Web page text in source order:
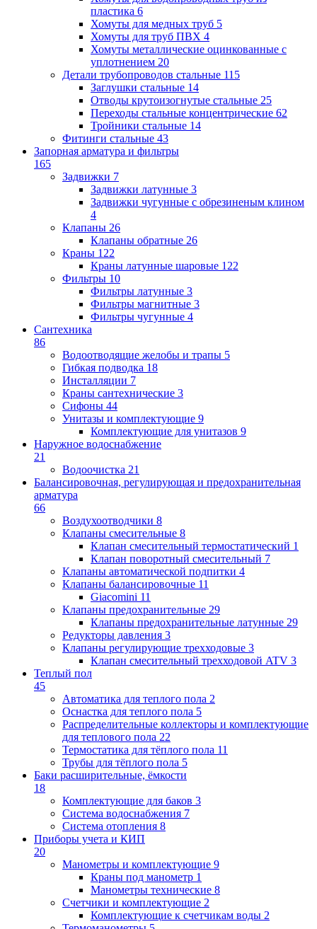
пластика 6
Хомуты для медных труб 5
Хомуты для труб ПВХ 4
Хомуты металлические оцинкованные с
уплотнением 20
Детали трубопроводов стальные 115
Заглушки стальные 14
Отводы крутоизогнутые стальные 25
Переходы стальные концентрические 62
Тройники стальные 14
Фитинги стальные 43
Запорная арматура и фильтры
165
Задвижки 7
Задвижки латунные 3
Задвижки чугунные с обрезиненым клином
4
Клапаны 26
Клапаны обратные 26
Краны 122
Краны латунные шаровые 122
Фильтры 10
Фильтры латунные 3
Фильтры магнитные 3
Фильтры чугунные 4
Сантехника
86
Водоотводящие желобы и трапы 5
Гибкая подводка 18
Инсталляции 7
Краны сантехнические 3
Сифоны 44
Унитазы и комплектующие 9
Комплектующие для унитазов 9
Наружное водоснабжение
21
Водоочистка 21
Балансировочная, регулирующая и предохранительная
арматура
66
Воздухоотводчики 8
Клапаны cмесительные 8
Клапан cмесительный термостатический 1
Клапан поворотный cмесительный 7
Клапаны автоматической подпитки 4
Клапаны балансировочные 11
Giacomini 11
Клапаны предохранительные 29
Клапаны предохранительные латунные 29
Редукторы давления 3
Клапаны регулирующие трехходовые 3
Клапан смесительный трехходовой ATV 3
Теплый пол
45
Автоматика для теплого пола 2
Оснастка для теплого пола 5
Распределительные коллекторы и комплектующие
для теплового пола 22
Термостатика для тёплого пола 11
Трубы для тёплого пола 5
Баки расширительные, ёмкости
18
Комплектующие для баков 3
Система водоснабжения 7
Система отопления 8
Приборы учета и КИП
20
Манометры и комплектующие 9
Краны под манометр 1
Манометры технические 8
Счетчики и комплектующие 2
Комплектующие к счетчикам воды 2